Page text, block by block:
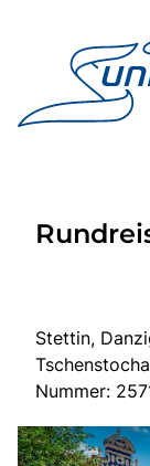
Highlights
Stettin,
Nummer: